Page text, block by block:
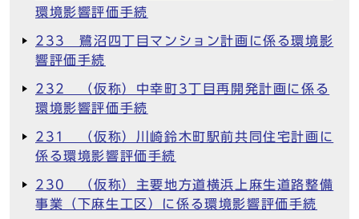
環境影響評価手続
233 鷺沼四丁目マンション計画に係る環境影
響評価手続
232 （仮称）中幸町3丁目再開発計画に係る
環境影響評価手続
231 （仮称）川崎鈴木町駅前共同住宅計画に
係る環境影響評価手続
230 （仮称）主要地方道横浜上麻生道路整備
事業（下麻生工区）に係る環境影響評価手続